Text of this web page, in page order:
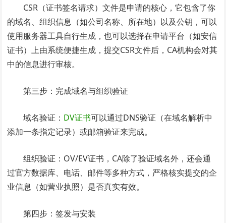
CSR（证书签名请求）文件是申请的核心，它包含了你
的域名、组织信息（如公司名称、所在地）以及公钥，可以
使用服务器工具自行生成，也可以选择在申请平台（如安信
证书）上由系统便捷生成，提交CSR文件后，CA机构会对其
中的信息进行审核。
第三步：完成域名与组织验证
域名验证： DV证书可以通过DNS验证（在域名解析中
添加一条指定记录）或邮箱验证来完成。
组织验证：OV/EV证书，CA除了验证域名外，还会通
过官方数据库、电话、邮件等多种方式，严格核实提交的企
业信息（如营业执照）是否真实有效。
第四步：签发与安装